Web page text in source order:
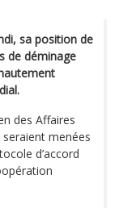
sa position de
de déminage
des Affaires
menées
d’accord